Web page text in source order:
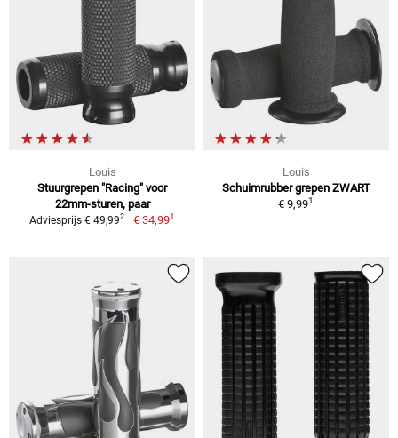
Louis
Stuurgrepen "Racing" voor
22mm-sturen, paar
Adviesprijs € 49,992 € 34,991
Louis
Schuimrubber grepen ZWART
€ 9,991